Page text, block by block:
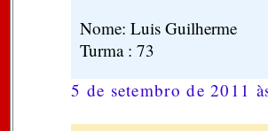
Nome: Luis Guilherme
Turma : 73
5 de setembro de 2011